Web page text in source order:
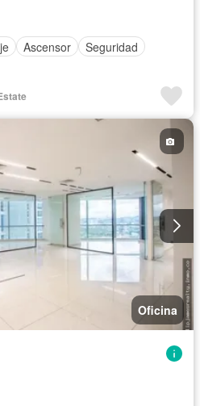
Ascensor
Seguridad
Oficina